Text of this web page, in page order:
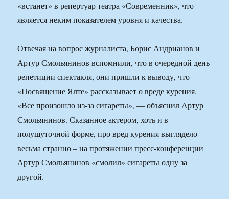
«встанет» в репертуар театра «Современник», что
является неким показателем уровня и качества.
Отвечая на вопрос журналиста, Борис Андрианов и
Артур Смольянинов вспомнили, что в очередной день
репетиции спектакля, они пришли к выводу, что
«Посвящение Ялте» рассказывает о вреде курения.
«Все произошло из-за сигареты», — объяснил Артур
Смольянинов. Сказанное актером, хоть и в
полушуточной форме, про вред курения выглядело
весьма странно – на протяжении пресс-конференции
Артур Смольянинов «смолил» сигареты одну за
другой.